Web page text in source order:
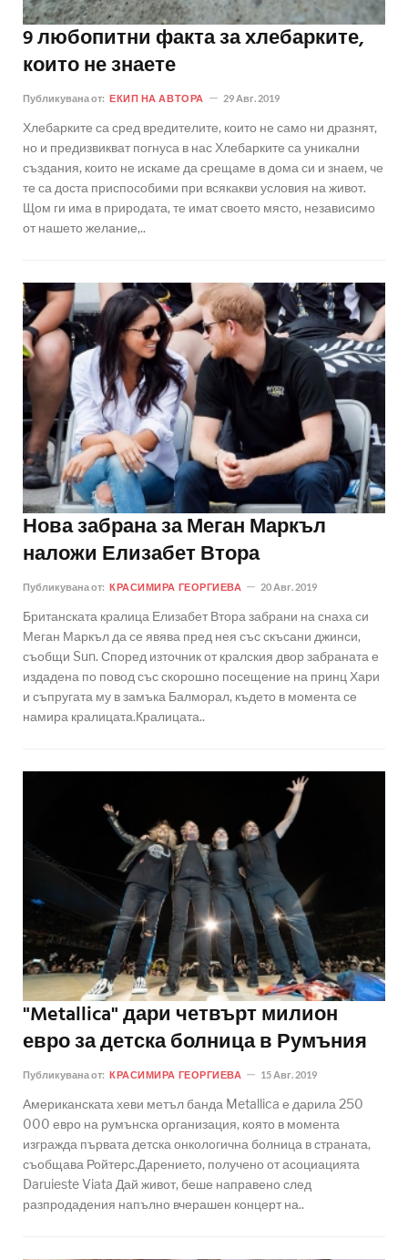
9 любопитни факта за хлебарките,
които не знаете
Публикувана от: ЕКИП НА АВТОРА 29 Авг. 2019
Хлебарките са сред вредителите, които не само ни дразнят,
но и предизвикват погнуса в нас Хлебарките са уникални
създания, които не искаме да срещаме в дома си и знаем, че
те са доста приспособими при всякакви условия на живот.
Щом ги има в природата, те имат своето място, независимо
от нашето желание,..
Нова забрана за Меган Маркъл
наложи Елизабет Втора
Публикувана от: КРАСИМИРА ГЕОРГИЕВА 20 Авг. 2019
Британската кралица Елизабет Втора забрани на снаха си
Меган Маркъл да се явява пред нея със скъсани джинси,
съобщи Sun. Според източник от кралския двор забраната е
издадена по повод със скорошно посещение на принц Хари
и съпругата му в замъка Балморал, където в момента се
намира кралицата.Кралицата..
"Metallica" дари четвърт милион
евро за детска болница в Румъния
Публикувана от: КРАСИМИРА ГЕОРГИЕВА 15 Авг. 2019
Американската хеви метъл банда Metallica е дарила 250
000 евро на румънска организация, която в момента
изгражда първата детска онкологична болница в страната,
съобщава Ройтерс.Дарението, получено от асоциацията
Daruieste Viata Дай живот, беше направено след
разпродадения напълно вчерашен концерт на..